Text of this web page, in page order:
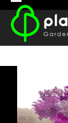
content
Open
mobile
menu
Close
mobile
menu